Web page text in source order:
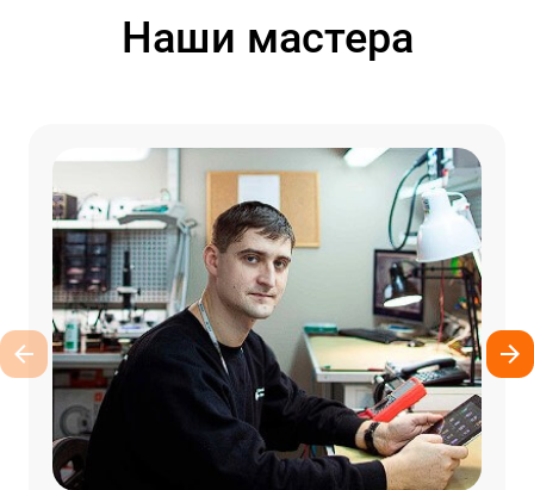
Наши мастера